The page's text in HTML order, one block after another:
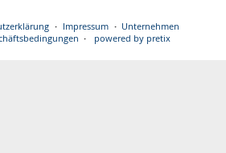
Impressum
Unternehmen
powered by pretix